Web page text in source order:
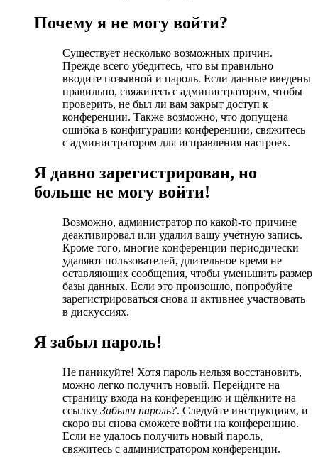
Почему я не могу войти?
Существует несколько возможных причин.
Прежде всего убедитесь, что вы правильно
вводите позывной и пароль. Если данные введены
правильно, свяжитесь с администратором, чтобы
проверить, не был ли вам закрыт доступ к
конференции. Также возможно, что допущена
ошибка в конфигурации конференции, свяжитесь
с администратором для исправления настроек.
Я давно зарегистрирован, но
больше не могу войти!
Возможно, администратор по какой-то причине
деактивировал или удалил вашу учётную запись.
Кроме того, многие конференции периодически
удаляют пользователей, длительное время не
оставляющих сообщения, чтобы уменьшить размер
базы данных. Если это произошло, попробуйте
зарегистрироваться снова и активнее участвовать
в дискуссиях.
Я забыл пароль!
Не паникуйте! Хотя пароль нельзя восстановить,
можно легко получить новый. Перейдите на
страницу входа на конференцию и щёлкните на
ссылку Забыли пароль?. Следуйте инструкциям, и
скоро вы снова сможете войти на конференцию.
Если не удалось получить новый пароль,
свяжитесь с администратором конференции.